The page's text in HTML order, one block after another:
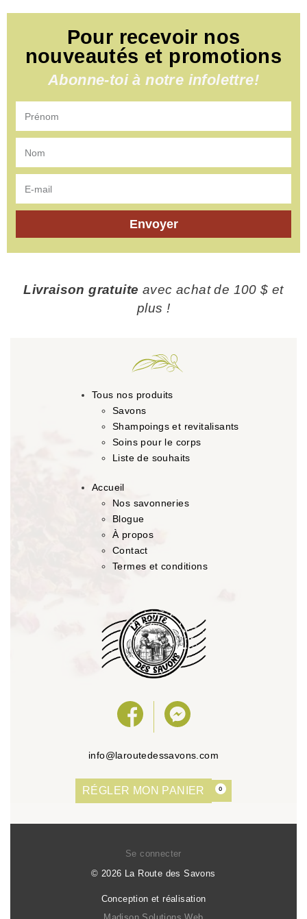
Pour recevoir nos
nouveautés et promotions
Abonne-toi à notre infolettre!
Envoyer
Livraison gratuite avec achat de 100 $ et
plus !
Tous nos produits
Savons
Shampoings et revitalisants
Soins pour le corps
Liste de souhaits
Accueil
Nos savonneries
Blogue
À propos
Contact
Termes et conditions
info@laroutedessavons.com
RÉGLER MON PANIER 0
© 2026 La Route des Savons
Se connecter
Conception et réalisation